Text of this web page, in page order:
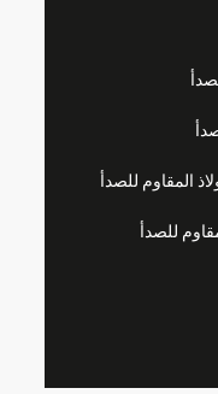
المقاوم للصدأ
للصدأ